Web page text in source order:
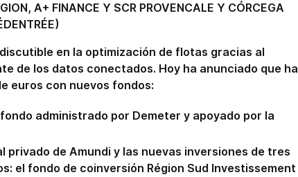
A+ FINANCE Y SCR PROVENCALE Y CÓRCEGA
en la optimización de flotas gracias al
de los datos conectados. Hoy ha anunciado que ha
euros con nuevos fondos:
administrado por Demeter y apoyado por la
privado de Amundi y las nuevas inversiones de tres
el fondo de coinversión Région Sud Investissement